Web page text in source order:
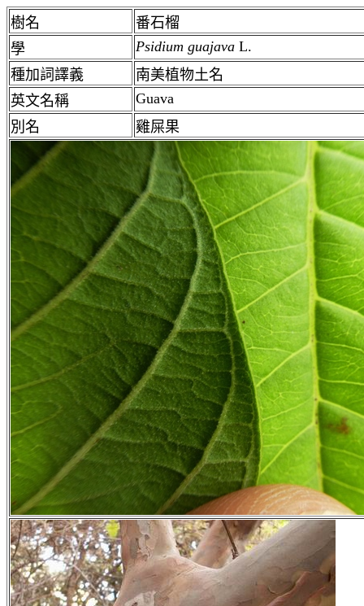
樹名
番石榴
學
Psidium guajava L.
種加詞譯義
南美植物土名
英文名稱
Guava
別名
雞屎果